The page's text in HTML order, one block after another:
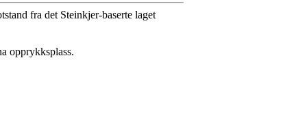
fra det Steinkjer-baserte laget
opprykksplass.